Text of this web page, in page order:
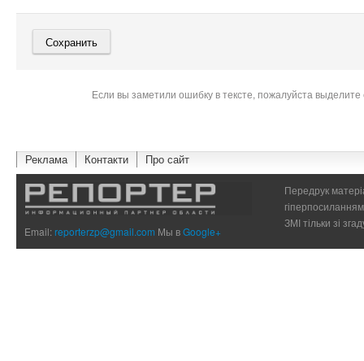
Если вы заметили ошибку в тексте, пожалуйста
Реклама Контакти Про сайт
Email:reporterzp@gmail.com Мы вGoogle+
Передрук
ЗМІ тільки зі